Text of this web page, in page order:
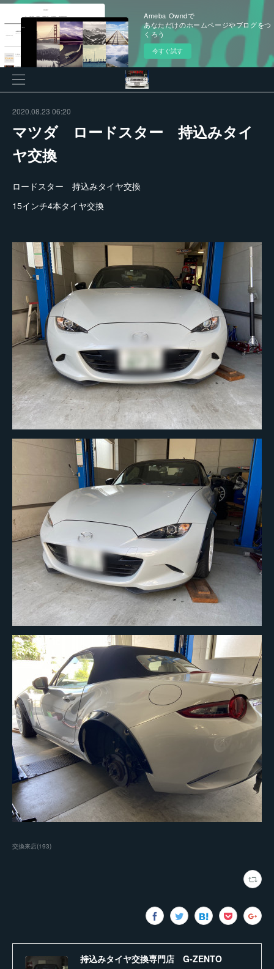
Ameba Owndで
あなただけのホームページやブログをつ
くろう
今すぐ試す
2020.08.23 06:20
マツダ ロードスター 持込みタイ
ヤ交換
ロードスター 持込みタイヤ交換
15インチ4本タイヤ交換
交換来店(193)
持込みタイヤ交換専門店 G-ZENTO